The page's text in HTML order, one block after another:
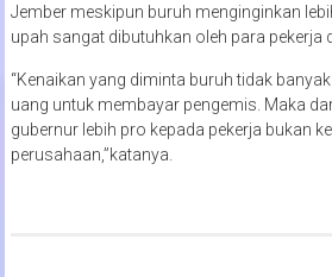
Jember meskipun buruh menginginkan
upah sangat dibutuhkan oleh para pekerja
“Kenaikan yang diminta buruh tidak
uang untuk membayar pengemis. Maka
gubernur lebih pro kepada pekerja bukan
perusahaan,”katanya.